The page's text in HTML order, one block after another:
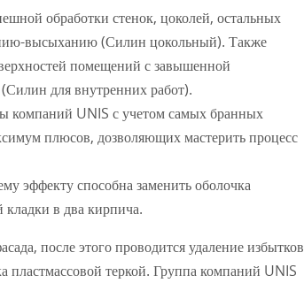
обработки стенок, цоколей, остальных
высыханию (Силин цокольный). Также
помещений с завышенной
для внутренних работ).
компаний UNIS с учетом самых бранных
плюсов, дозволяющих мастерить процесс
эффекту способна заменить оболочка
в два кирпича.
после этого проводится удаление избытков
теркой. Группа компаний UNIS